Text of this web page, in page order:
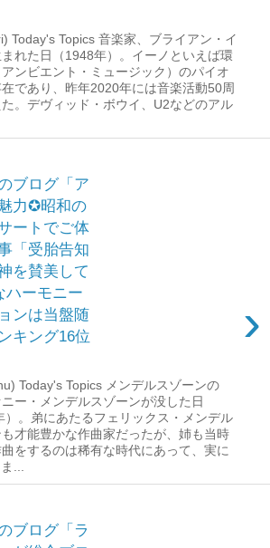
Today's Topics 音楽家、ブライアン・イ
れた日（1948年）。イーノといえば環
ンビエント・ミュージック）のパイオ
在であり、昨年2020年には音楽活動50周
。デヴィッド・ボウイ、U2などのアル
ブログ「ア
力✪昭和の
ートでご体
「受胎告知
を賛美して
ーモニー
ンは当盤随
キング16位
›
Today's Topics メンデルスゾーンの
ー・メンデルスゾーンが没した日
）。弟にあたるフェリックス・メンデル
も才能豊かな作曲家だったが、姉も当時
をするのは稀有な時代にあって、実に
...
ブログ「ラ